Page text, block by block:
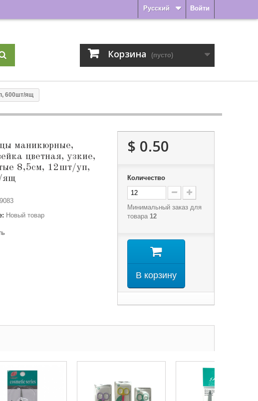
Войти
Русский
Корзина (пусто)
600шт/ящ
маникюрные,
цветная, узкие,
8,5см, 12шт/уп,
ящ
Новый товар
$ 0.50
Количество
Минимальный заказ для
товара 12
В корзину